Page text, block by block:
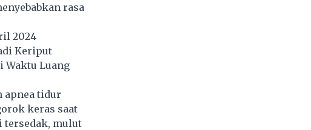
rasa
2024
Keriput
Waktu Luang
apnea tidur
keras saat
tersedak, mulut